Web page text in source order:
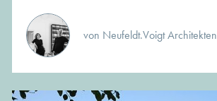
von Neufeldt.Voigt Architekten